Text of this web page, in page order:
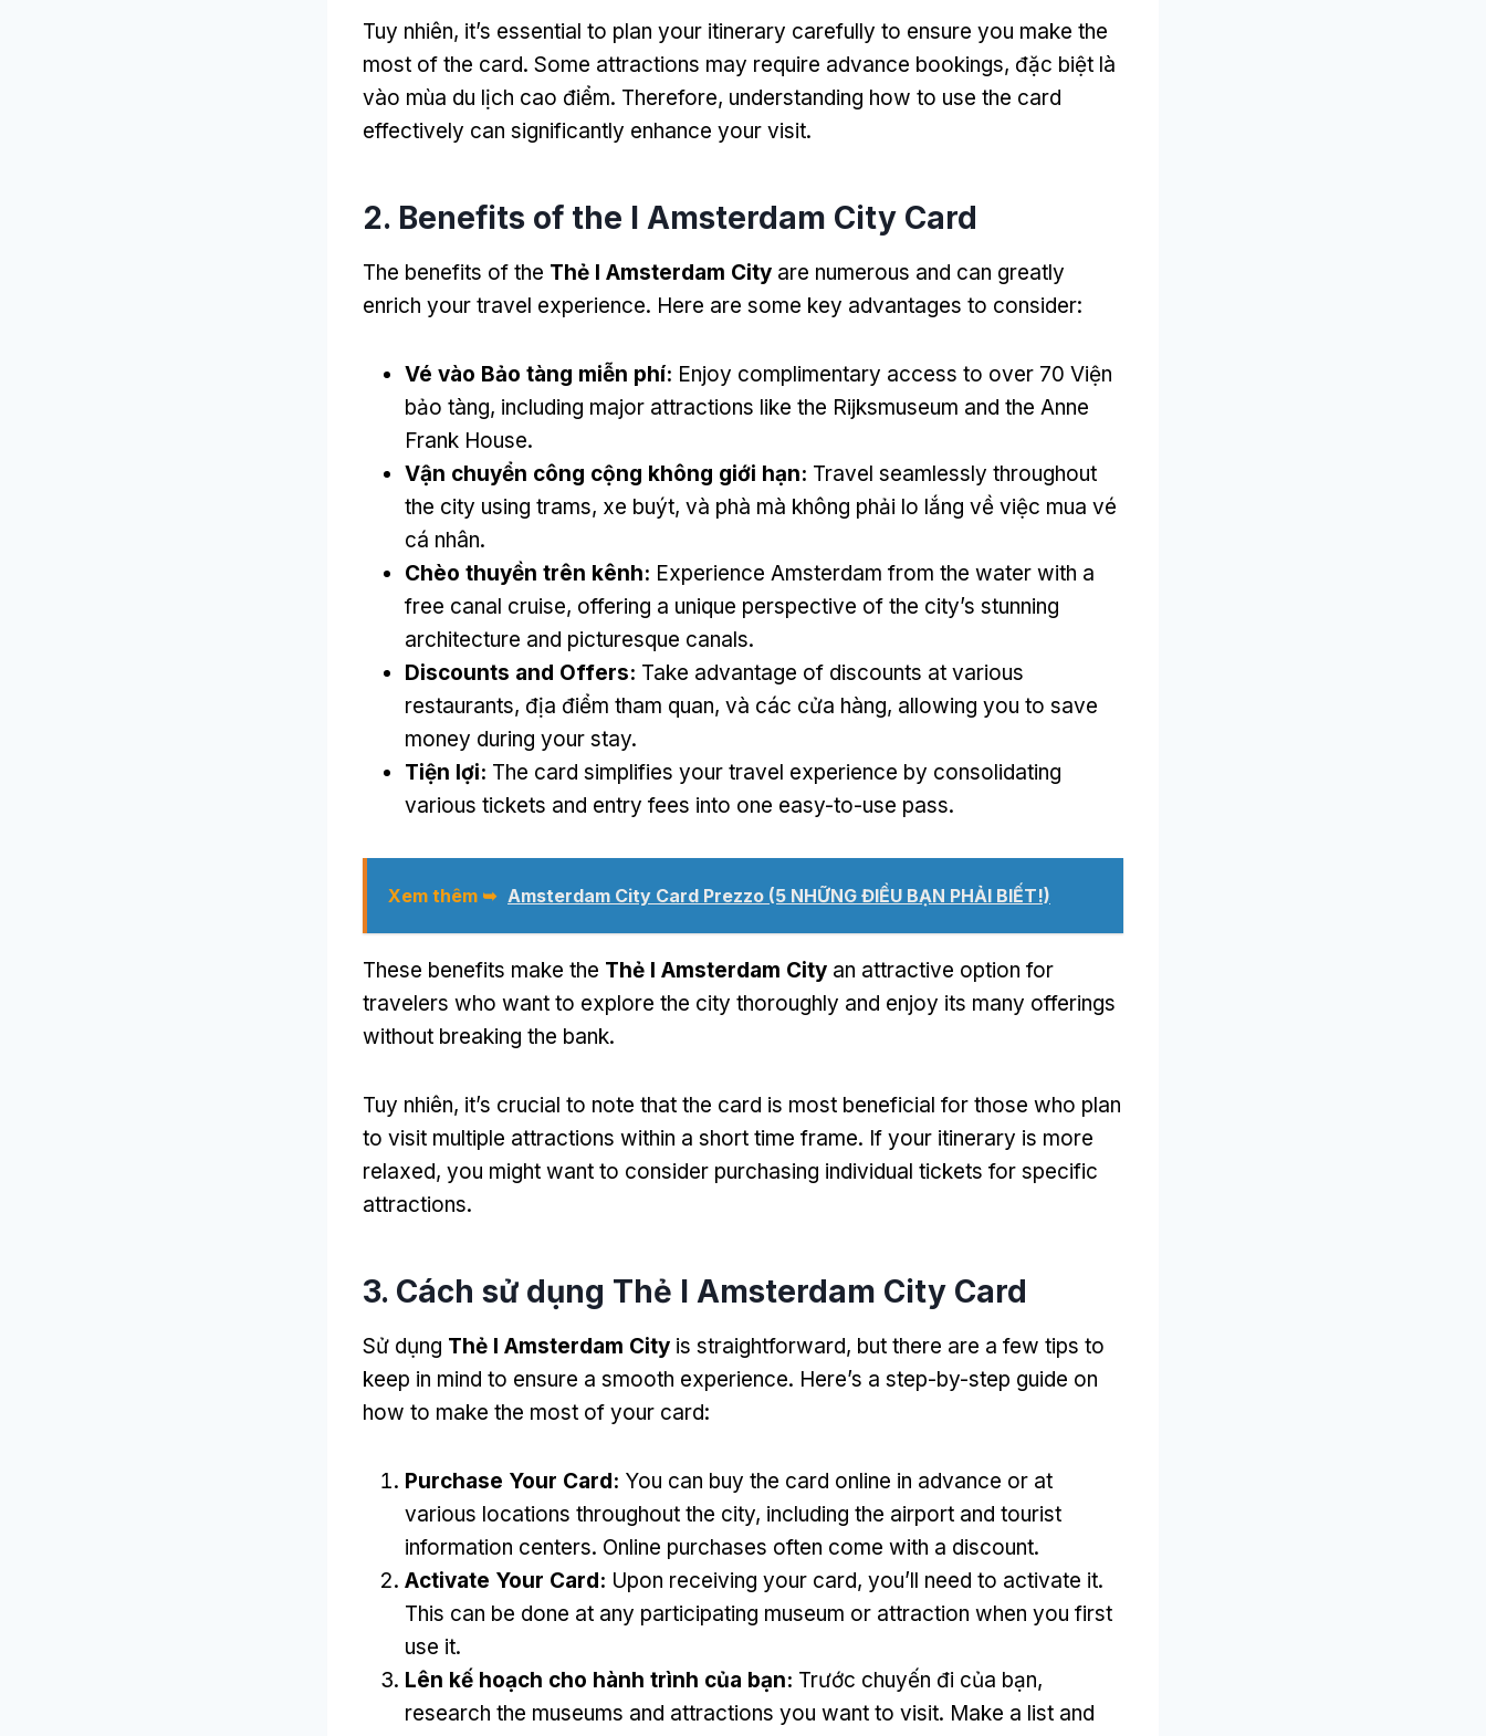
Tuy nhiên, it’s essential to plan your itinerary carefully to ensure you make the
most of the card. Some attractions may require advance bookings, đặc biệt là
vào mùa du lịch cao điểm. Therefore, understanding how to use the card
effectively can significantly enhance your visit.
2. Benefits of the I Amsterdam City Card
The benefits of the Thẻ I Amsterdam City are numerous and can greatly
enrich your travel experience. Here are some key advantages to consider:
Vé vào Bảo tàng miễn phí: Enjoy complimentary access to over 70 Viện
bảo tàng, including major attractions like the Rijksmuseum and the Anne
Frank House.
Vận chuyển công cộng không giới hạn: Travel seamlessly throughout
the city using trams, xe buýt, và phà mà không phải lo lắng về việc mua vé
cá nhân.
Chèo thuyền trên kênh: Experience Amsterdam from the water with a
free canal cruise, offering a unique perspective of the city’s stunning
architecture and picturesque canals.
Discounts and Offers: Take advantage of discounts at various
restaurants, địa điểm tham quan, và các cửa hàng, allowing you to save
money during your stay.
Tiện lợi: The card simplifies your travel experience by consolidating
various tickets and entry fees into one easy-to-use pass.
Xem thêm ➥ Amsterdam City Card Prezzo (5 NHỮNG ĐIỀU BẠN PHẢI BIẾT!)
These benefits make the Thẻ I Amsterdam City an attractive option for
travelers who want to explore the city thoroughly and enjoy its many offerings
without breaking the bank.
Tuy nhiên, it’s crucial to note that the card is most beneficial for those who plan
to visit multiple attractions within a short time frame. If your itinerary is more
relaxed, you might want to consider purchasing individual tickets for specific
attractions.
3. Cách sử dụng Thẻ I Amsterdam City Card
Sử dụng Thẻ I Amsterdam City is straightforward, but there are a few tips to
keep in mind to ensure a smooth experience. Here’s a step-by-step guide on
how to make the most of your card:
Purchase Your Card: You can buy the card online in advance or at
various locations throughout the city, including the airport and tourist
information centers. Online purchases often come with a discount.
Activate Your Card: Upon receiving your card, you’ll need to activate it.
This can be done at any participating museum or attraction when you first
use it.
Lên kế hoạch cho hành trình của bạn: Trước chuyến đi của bạn,
research the museums and attractions you want to visit. Make a list and